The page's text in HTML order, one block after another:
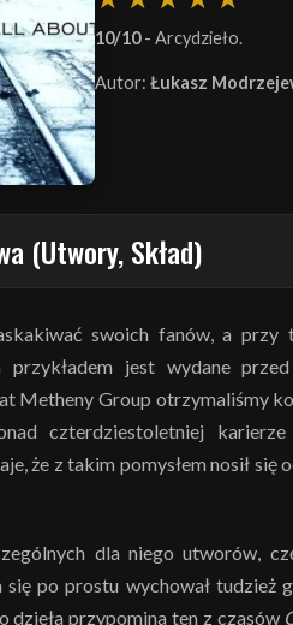
10/10- Arcydzieło.
Autor: Łukasz
(Utwory, Skład)
swoich fanów, a przy
przykładem jest wydane
Metheny Group otrzymaliśmy
czterdziestoletniej
że z takim pomysłem nosił się
dla niego utworów,
po prostu wychował tudzież
dzieła przypomina ten z czasów